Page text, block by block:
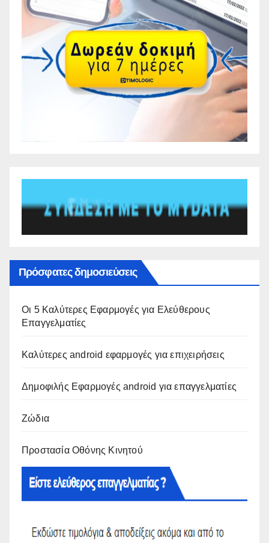
Πρόσφατες δημοσιεύσεις
Οι 5 Καλύτερες Εφαρμογές για Ελεύθερους
Επαγγελματίες
Καλύτερες android εφαρμογές για επιχειρήσεις
Δημοφιλής Εφαρμογές android για επαγγελματίες
Ζώδια
Προστασία Οθόνης Κινητού